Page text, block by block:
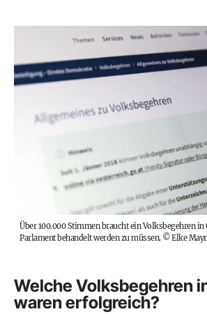
Über 100.000 Stimmen braucht ein Volksbegehren
Parlament behandelt werden zu müssen. ©Elke Mayr
Welche Volksbegehren
waren erfolgreich?